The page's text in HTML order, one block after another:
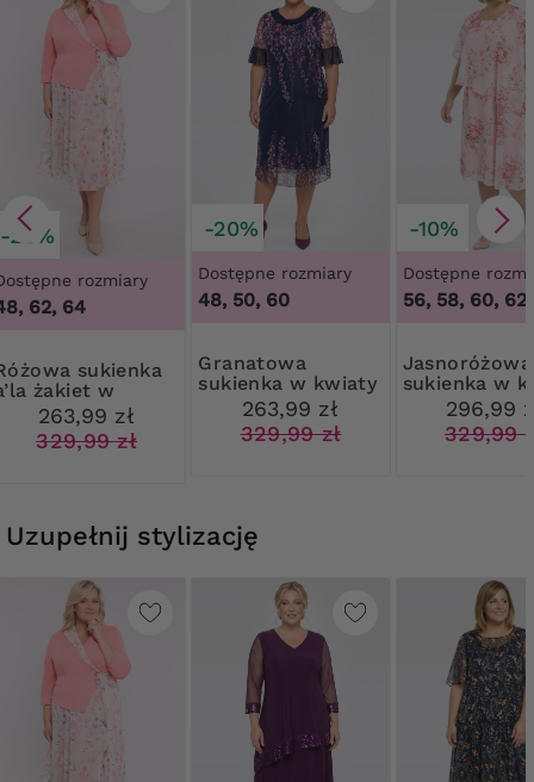
-20%
rozmiary
62, 64
żakiet w
263,99 zł
329,99 zł
-20%
Dostępne rozmiary
48, 50, 60
Granatowa
sukienka w kwiaty
263,99 zł
329,99 zł
-10%
Dostępne
56, 58, 60, 62
Jasnoróżowa
sukienka w
296,99
329,99
Uzupełnij stylizację